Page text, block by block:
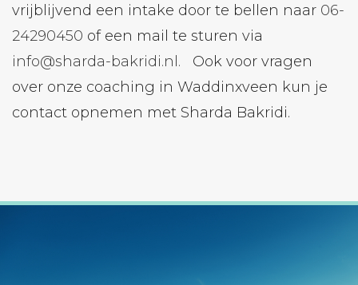
vrijblijvend een intake door te bellen naar 06-
24290450 of een mail te sturen via
info@sharda-bakridi.nl.
Ook voor vragen
over onze coaching in Waddinxveen kun je
contact opnemen met Sharda Bakridi.